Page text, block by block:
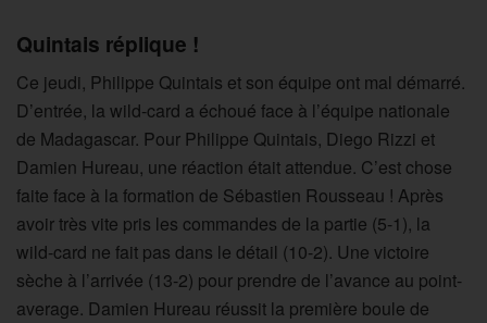
Quintais réplique !
Ce jeudi, Philippe Quintais et son équipe ont mal démarré.
D’entrée, la wild-card a échoué face à l’équipe nationale
de Madagascar. Pour Philippe Quintais, Diego Rizzi et
Damien Hureau, une réaction était attendue. C’est chose
faite face à la formation de Sébastien Rousseau ! Après
avoir très vite pris les commandes de la partie (5-1), la
wild-card ne fait pas dans le détail (10-2). Une victoire
sèche à l’arrivée (13-2) pour prendre de l’avance au point-
average. Damien Hureau réussit la première boule de